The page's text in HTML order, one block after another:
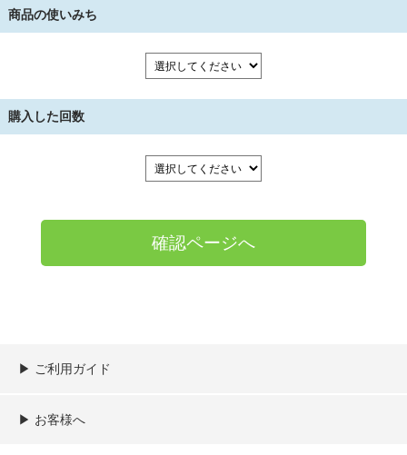
商品の使いみち
購入した回数
▶︎ ご利用ガイド
ご利用ガイド
決済／配送／送料について
取り扱い商品一覧
顧客情報の取扱について
特定商取引法の表記
▶︎ お客様へ